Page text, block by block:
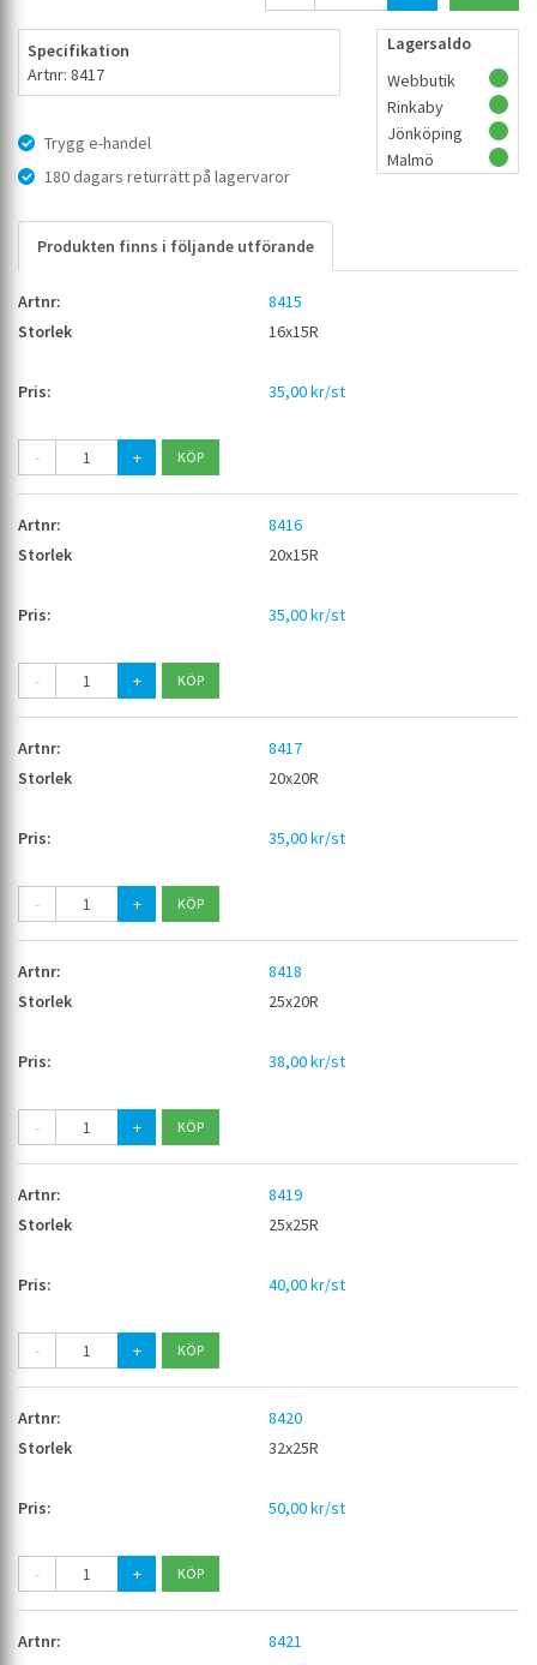
Specifikation
Artnr: 8417
Trygg e-handel
180 dagars returrätt på lagervaror
Lagersaldo
Webbutik
Rinkaby
Jönköping
Malmö
Produkten finns i följande utförande
8415
16x15R
35,00 kr/st
- +
8416
20x15R
35,00 kr/st
- +
8417
20x20R
35,00 kr/st
- +
8418
25x20R
38,00 kr/st
- +
8419
25x25R
40,00 kr/st
- +
8420
32x25R
50,00 kr/st
- +
8421